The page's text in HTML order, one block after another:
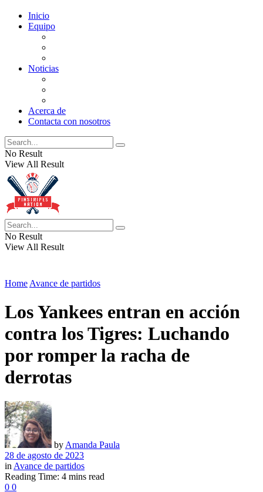
Inicio
Equipo
Noticias
Acerca de
Contacta con nosotros
No Result
View All Result
No Result
View All Result
Home Avance de partidos
Los Yankees entran en acción
contra los Tigres: Luchando
por romper la racha de
derrotas
by Amanda Paula
28 de agosto de 2023
in Avance de partidos
Reading Time: 4 mins read
0 0